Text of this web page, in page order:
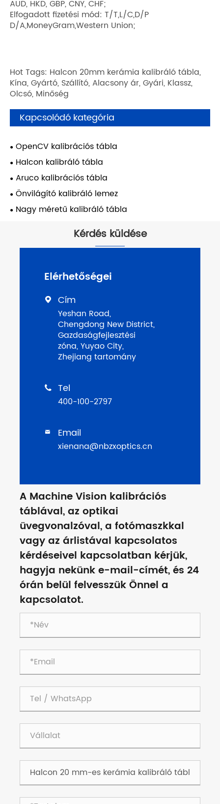
AUD, HKD, GBP, CNY, CHF;
Elfogadott fizetési mód: T/T,L/C,D/P
D/A,MoneyGram,Western Union;
Hot Tags: Halcon 20mm kerámia kalibráló tábla,
Kína, Gyártó, Szállító, Alacsony ár, Gyári, Klassz,
Olcsó, Minőség
Kapcsolódó kategória
OpenCV kalibrációs tábla
Halcon kalibráló tábla
Aruco kalibrációs tábla
Önvilágító kalibráló lemez
Nagy méretű kalibráló tábla
Kérdés küldése
Elérhetőségei
 Cím
Yeshan Road,
Chengdong New District,
Gazdaságfejlesztési
zóna, Yuyao City,
Zhejiang tartomány
 Tel
400-100-2797
 Email
xienana@nbzxoptics.cn
A Machine Vision kalibrációs
táblával, az optikai
üvegvonalzóval, a fotómaszkkal
vagy az árlistával kapcsolatos
kérdéseivel kapcsolatban kérjük,
hagyja nekünk e-mail-címét, és 24
órán belül felvesszük Önnel a
kapcsolatot.